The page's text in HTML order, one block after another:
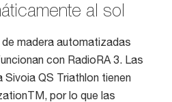
al sol
madera automatizadas
con RadioRA 3. Las
Sivoia QS Triathlon tienen
por lo que las